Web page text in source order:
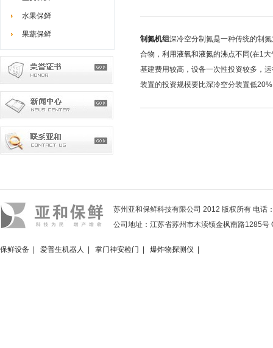
水果保鲜
果蔬保鲜
制氮机组深冷空分制氮是一种传统的制
合物，利用液氧和液氮的沸点不同(在1
基建费用较高，设备一次性投资较多，
装置的投资规模要比深冷空分装置低
苏州亚和保鲜科技有限公司 2012 版权所有 电
公司地址：江苏省苏州市木渎镇金枫南路1285
保鲜设备 爱普生机器人 掌门神安检门 爆炸物探测仪